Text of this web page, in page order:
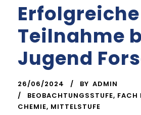
Erfolgreiche
Teilnahme
Jugend
26/06/2024 BY ADMIN
BEOBACHTUNGSSTUFE, FACH
CHEMIE, MITTELSTUFE